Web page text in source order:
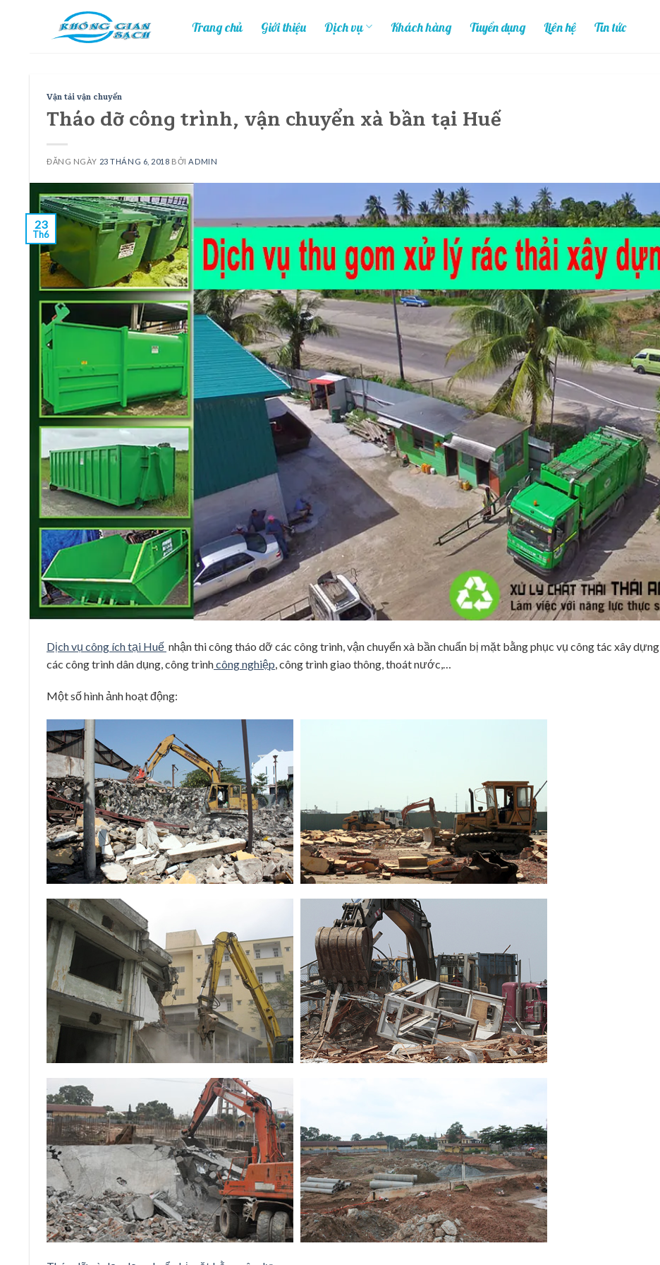
Trang chủ Giới thiệu Dịch vụ Khách hàng Tuyển dụng Liên hệ Tin tức
Vận tải vận chuyển
Tháo dỡ công trình, vận chuyển xà bần tại Huế
ĐĂNG NGÀY 23 THÁNG 6, 2018 BỞI ADMIN
23
Th6
Dịch vụ công ích tại Huế nhận thi công tháo dỡ các công trình, vận chuyển xà bần chuẩn bị mặt bằng phục vụ công tác xây dựng
các công trình dân dụng, công trìnhcông nghiệp , công trình giao thông, thoát nước,…
Một số hình ảnh hoạt động: